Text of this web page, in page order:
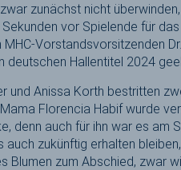
zunächst nicht
vor Spielende für
Vorstandsvorsitzenden
deutschen Hallentitel 2024
und Anissa Korth bestritten
Florencia Habif wurde
denn auch für ihn war es am
auch zukünftig erhalten
Blumen zum Abschied, zwar